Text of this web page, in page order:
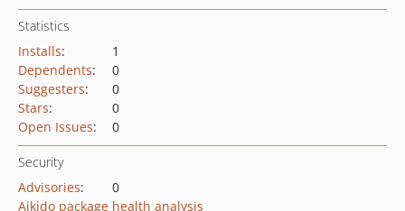
Statistics
Installs:
1
Dependents:
0
Suggesters:
0
Stars:
0
Open Issues: 0
Security
Advisories:
0
Aikido package health analysis